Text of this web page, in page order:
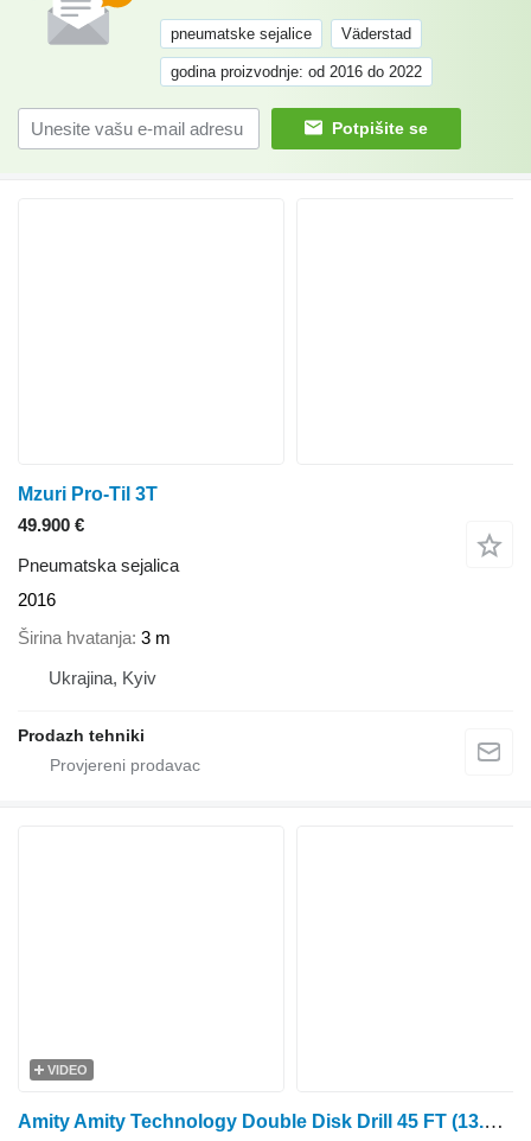
pneumatske sejalice Väderstad
godina proizvodnje: od 2016 do 2022
Potpišite se
Mzuri Pro-Til 3T
49.900 €
Pneumatska sejalica
2016
Širina hvatanja 3 m
Ukrajina, Kyiv
Prodazh tehniki
VIDEO
Amity Amity Technology Double Disk Drill 45 FT (13.5m) FARGO AIR